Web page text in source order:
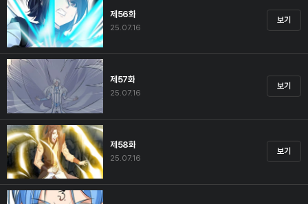
제56화
25.07.16
보기
제57화
25.07.16
보기
제58화
25.07.16
보기